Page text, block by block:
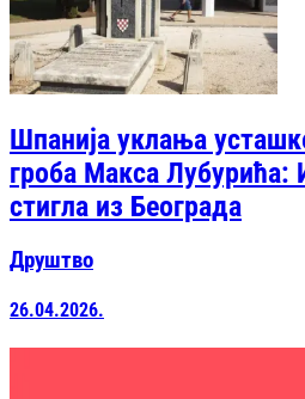
Шпанија уклања
гроба Макса Лубурића:
стигла из Београда
Друштво
26.04.2026.